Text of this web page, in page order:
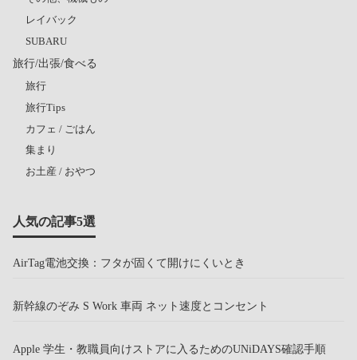
レイバック
SUBARU
旅行/出張/食べる
旅行
旅行Tips
カフェ / ごはん
集まり
お土産 / おやつ
人気の記事5選
AirTag電池交換：フタが固くて開けにくいとき
新幹線のぞみ S Work 車両 ネット速度とコンセント
Apple 学生・教職員向けストアに入るためのUNiDAYS確認手順